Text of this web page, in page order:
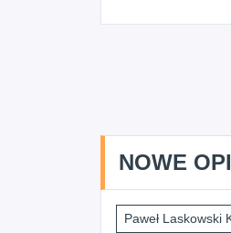
NOWE
Paweł Laskowski